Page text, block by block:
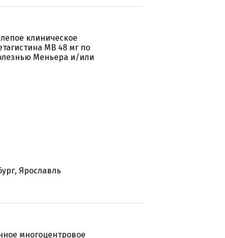
клиническое
МВ 48 мг по
Меньера и/или
Ярославль
многоцентровое